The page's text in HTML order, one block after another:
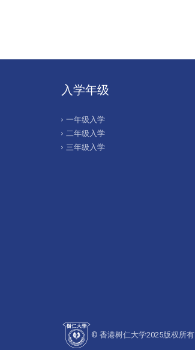
入学年级
一年级入学
二年级入学
三年级入学
© 香港树仁大学2025版权所有